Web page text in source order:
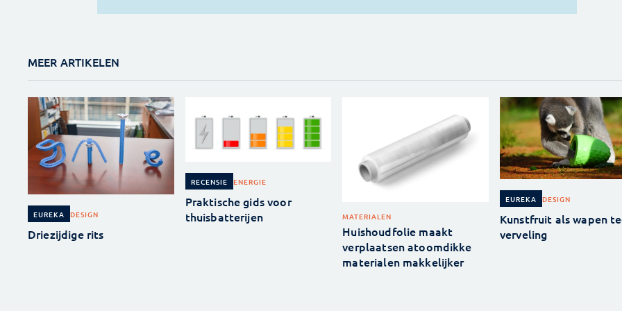
MEER ARTIKELEN
EUREKA DESIGN
Driezijdige rits
RECENSIE ENERGIE
Praktische gids voor
thuisbatterijen
MATERIALEN
Huishoudfolie maakt
verplaatsen atoomdikke
materialen makkelijker
EUREKA DESIGN
Kunstfruit als wapen
verveling